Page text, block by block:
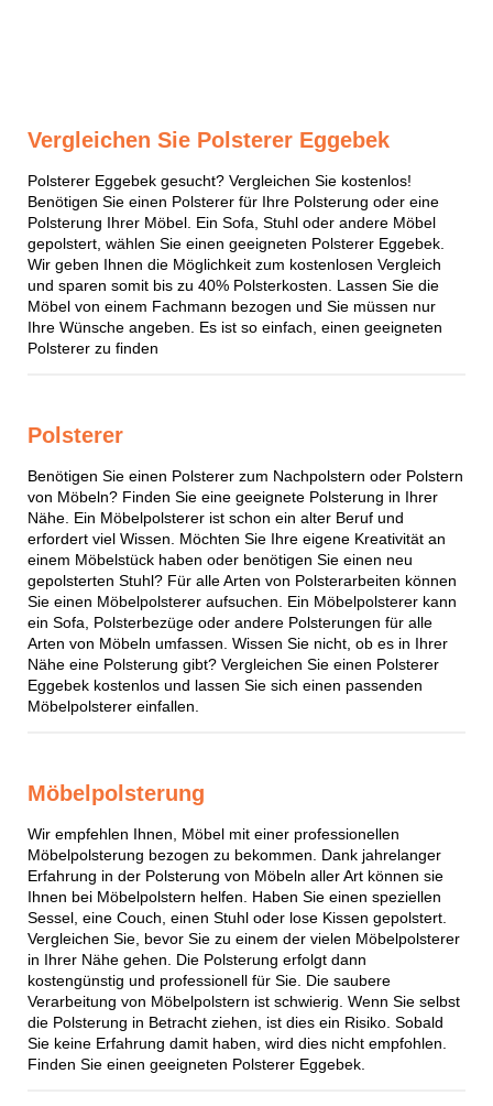
Vergleichen Sie Polsterer Eggebek
Polsterer Eggebek gesucht? Vergleichen Sie kostenlos!
Benötigen Sie einen Polsterer für Ihre Polsterung oder eine
Polsterung Ihrer Möbel. Ein Sofa, Stuhl oder andere Möbel
gepolstert, wählen Sie einen geeigneten Polsterer Eggebek.
Wir geben Ihnen die Möglichkeit zum kostenlosen Vergleich
und sparen somit bis zu 40% Polsterkosten. Lassen Sie die
Möbel von einem Fachmann bezogen und Sie müssen nur
Ihre Wünsche angeben. Es ist so einfach, einen geeigneten
Polsterer zu finden
Polsterer
Benötigen Sie einen Polsterer zum Nachpolstern oder Polstern
von Möbeln? Finden Sie eine geeignete Polsterung in Ihrer
Nähe. Ein Möbelpolsterer ist schon ein alter Beruf und
erfordert viel Wissen. Möchten Sie Ihre eigene Kreativität an
einem Möbelstück haben oder benötigen Sie einen neu
gepolsterten Stuhl? Für alle Arten von Polsterarbeiten können
Sie einen Möbelpolsterer aufsuchen. Ein Möbelpolsterer kann
ein Sofa, Polsterbezüge oder andere Polsterungen für alle
Arten von Möbeln umfassen. Wissen Sie nicht, ob es in Ihrer
Nähe eine Polsterung gibt? Vergleichen Sie einen Polsterer
Eggebek kostenlos und lassen Sie sich einen passenden
Möbelpolsterer einfallen.
Möbelpolsterung
Wir empfehlen Ihnen, Möbel mit einer professionellen
Möbelpolsterung bezogen zu bekommen. Dank jahrelanger
Erfahrung in der Polsterung von Möbeln aller Art können sie
Ihnen bei Möbelpolstern helfen. Haben Sie einen speziellen
Sessel, eine Couch, einen Stuhl oder lose Kissen gepolstert.
Vergleichen Sie, bevor Sie zu einem der vielen Möbelpolsterer
in Ihrer Nähe gehen. Die Polsterung erfolgt dann
kostengünstig und professionell für Sie. Die saubere
Verarbeitung von Möbelpolstern ist schwierig. Wenn Sie selbst
die Polsterung in Betracht ziehen, ist dies ein Risiko. Sobald
Sie keine Erfahrung damit haben, wird dies nicht empfohlen.
Finden Sie einen geeigneten Polsterer Eggebek.